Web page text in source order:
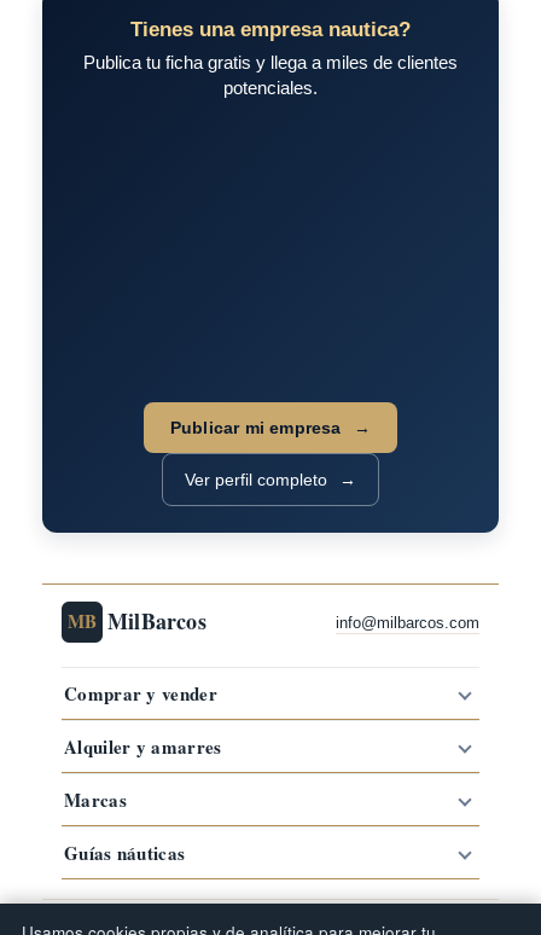
Tienes una empresa nautica?
Publica tu ficha gratis y llega a miles de clientes
potenciales.
Publicar mi empresa
Ver perfil completo
MB MilBarcos info@milbarcos.com
Comprar y vender
Alquiler y amarres
Marcas
Guías náuticas